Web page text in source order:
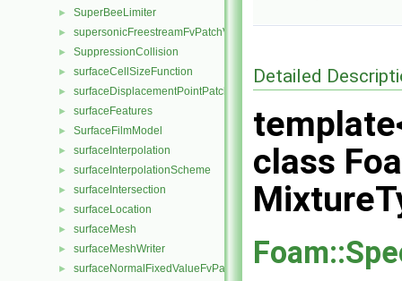
► SuperBeeLimiter
► supersonicFreestreamFvPatchVectorField
► SuppressionCollision
► surfaceCellSizeFunction
► surfaceDisplacementPointPatchVectorField
► surfaceFeatures
► SurfaceFilmModel
► surfaceInterpolation
► surfaceInterpolationScheme
► surfaceIntersection
► surfaceLocation
► surfaceMesh
► surfaceMeshWriter
► surfaceNormalFixedValueFvPatchVectorField
Detailed
class